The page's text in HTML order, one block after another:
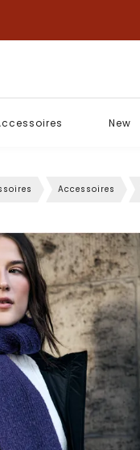
New
Accessoires